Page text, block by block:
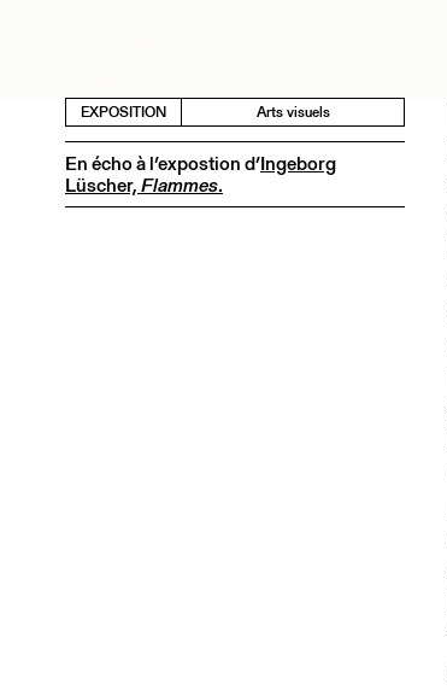
EXPOSITION Arts visuels
En écho à l’expostion d’Ingeborg
Lüscher,Flammes.